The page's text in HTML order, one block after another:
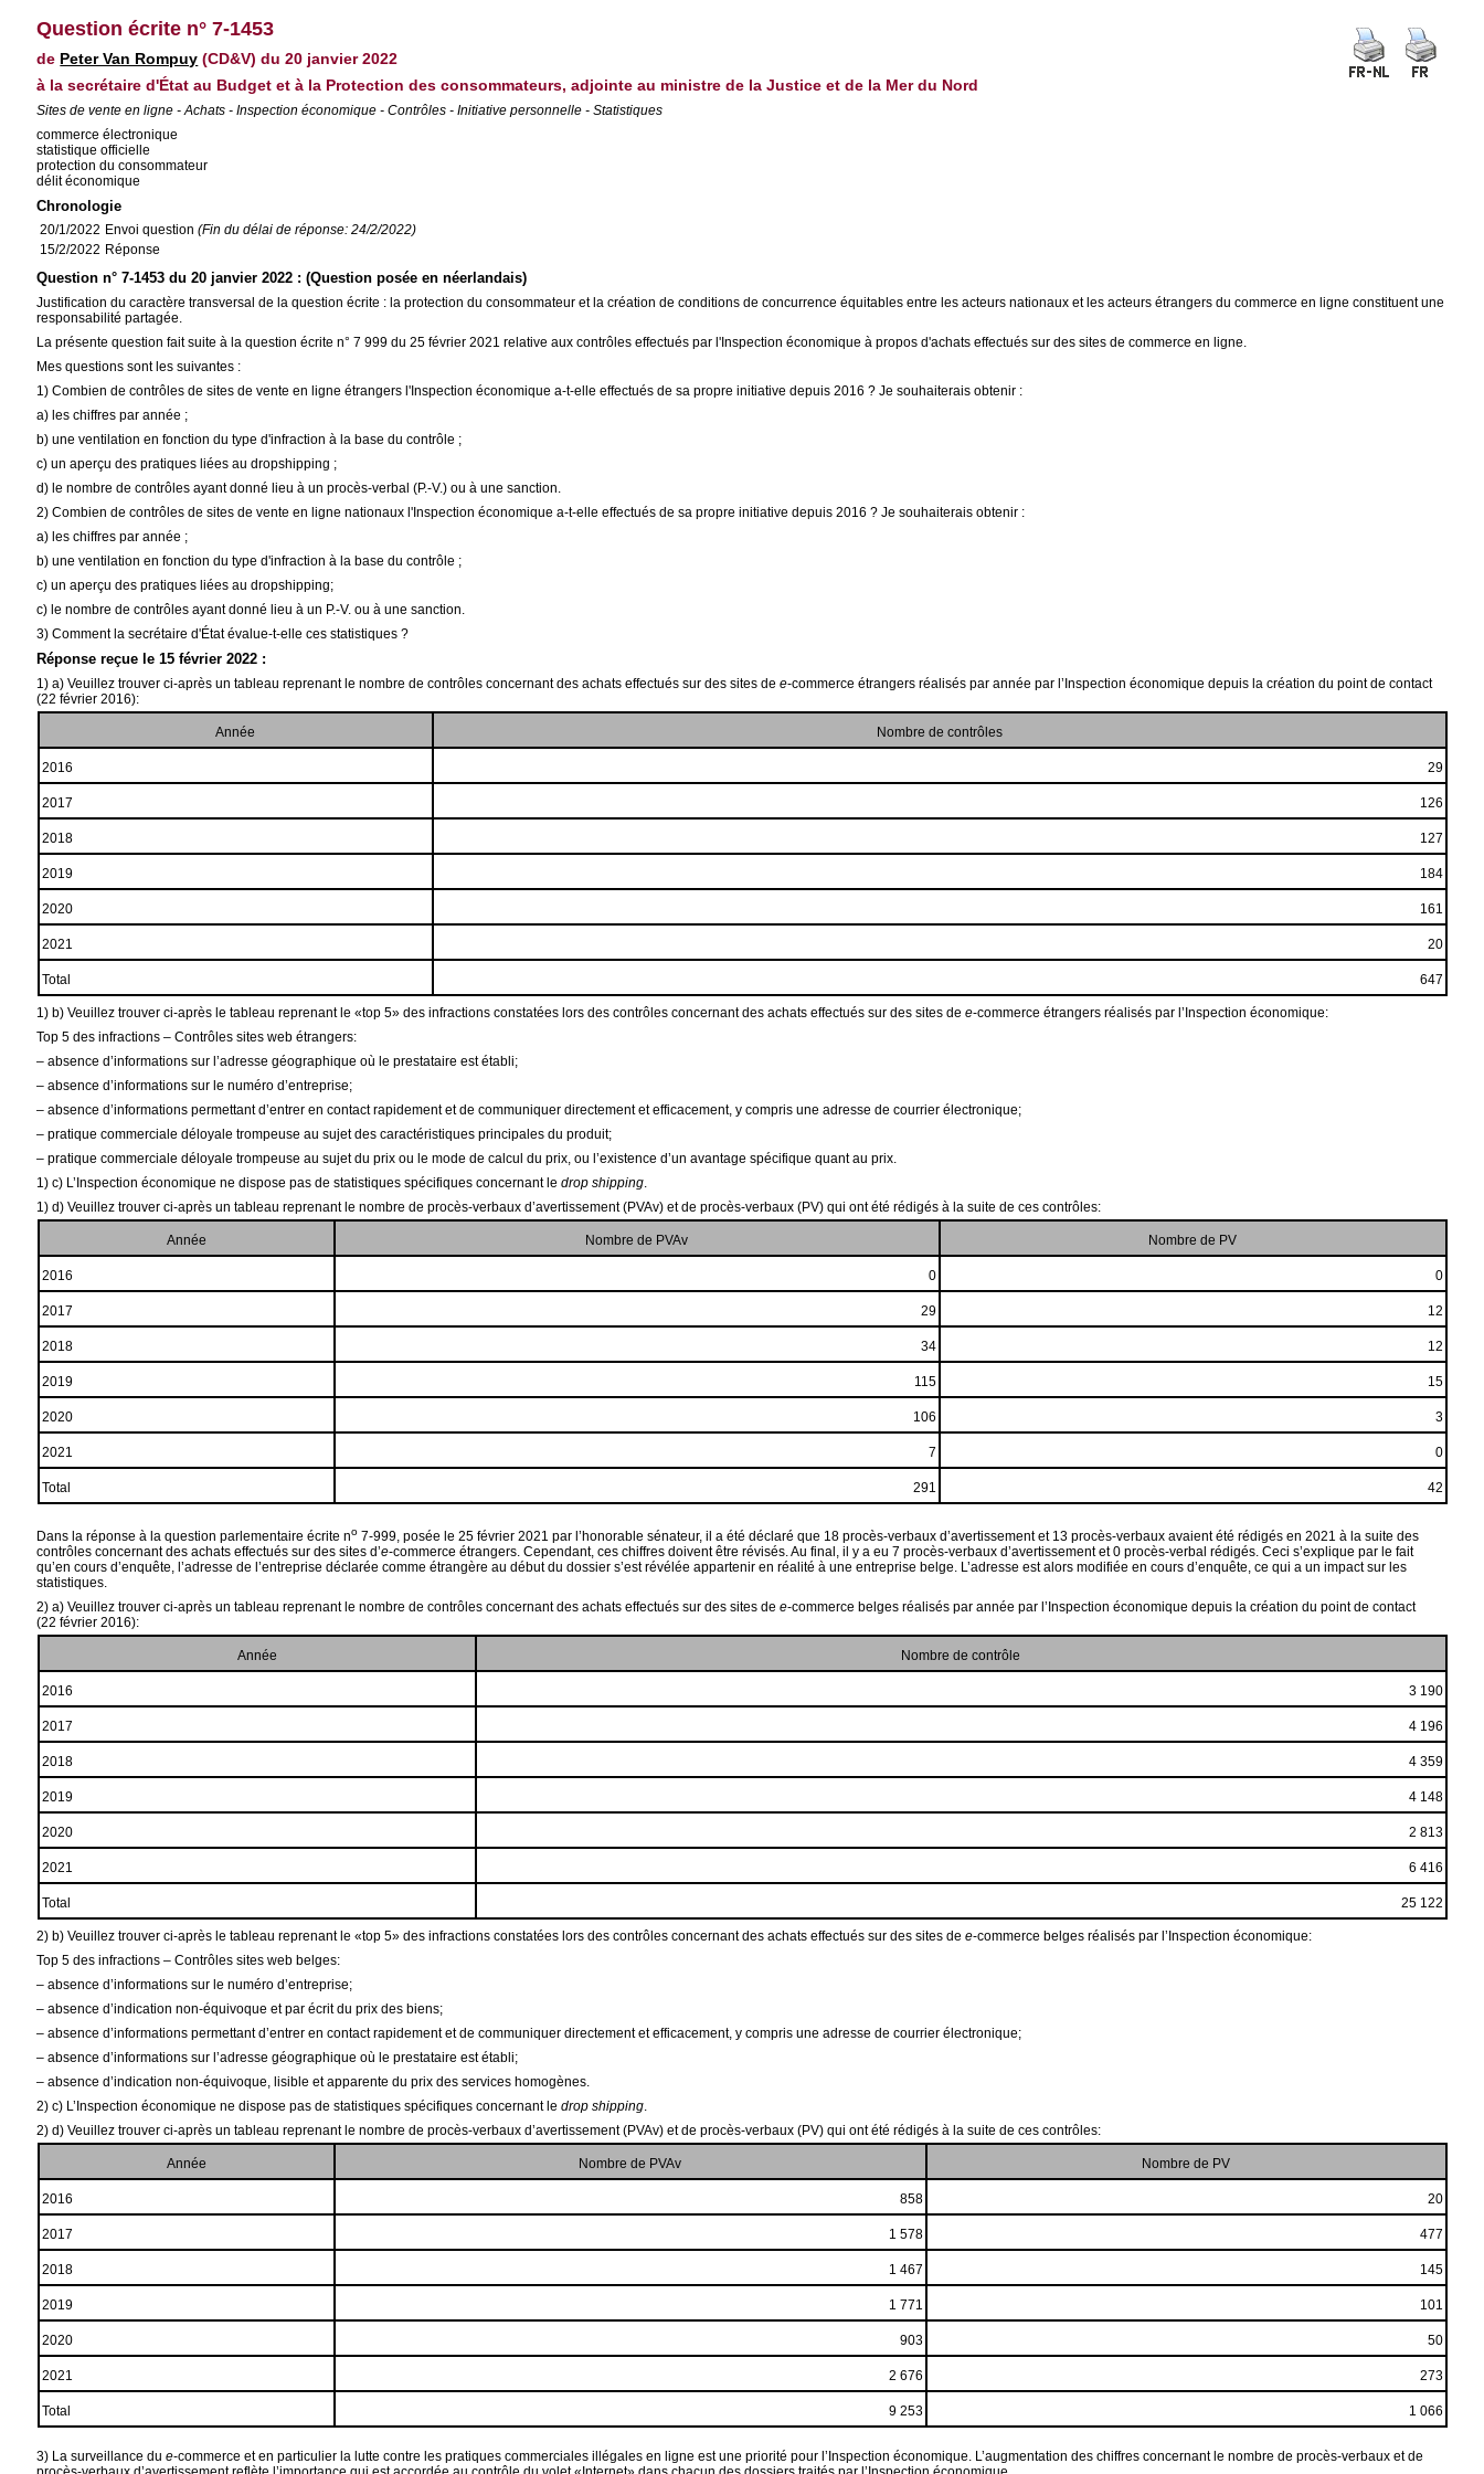
Question écrite n° 7-1453
de Peter Van Rompuy (CD&V) du 20 janvier 2022
à la secrétaire d'État au Budget et à la Protection des consommateurs, adjointe au ministre de la Justice et de la Mer du Nord
Sites de vente en ligne - Achats - Inspection économique - Contrôles - Initiative personnelle - Statistiques
commerce électronique
statistique officielle
protection du consommateur
délit économique
Chronologie
20/1/2022 Envoi question(Fin du délai de réponse: 24/2/2022)
15/2/2022 Réponse
Question n° 7-1453 du 20 janvier 2022 : (Question posée en néerlandais)
Justification du caractère transversal de la question écrite : la protection du consommateur et la création de conditions de concurrence équitables entre les acteurs nationaux et les acteurs étrangers du commerce en ligne constituent une
responsabilité partagée.
La présente question fait suite à la question écrite n° 7 999 du 25 février 2021 relative aux contrôles effectués par l'Inspection économique à propos d'achats effectués sur des sites de commerce en ligne.
Mes questions sont les suivantes :
1) Combien de contrôles de sites de vente en ligne étrangers l'Inspection économique a-t-elle effectués de sa propre initiative depuis 2016 ? Je souhaiterais obtenir :
a) les chiffres par année ;
b) une ventilation en fonction du type d'infraction à la base du contrôle ;
c) un aperçu des pratiques liées au dropshipping ;
d) le nombre de contrôles ayant donné lieu à un procès-verbal (P.-V.) ou à une sanction.
2) Combien de contrôles de sites de vente en ligne nationaux l'Inspection économique a-t-elle effectués de sa propre initiative depuis 2016 ? Je souhaiterais obtenir :
a) les chiffres par année ;
b) une ventilation en fonction du type d'infraction à la base du contrôle ;
c) un aperçu des pratiques liées au dropshipping;
c) le nombre de contrôles ayant donné lieu à un P.-V. ou à une sanction.
3) Comment la secrétaire d'État évalue-t-elle ces statistiques ?
Réponse reçue le 15 février 2022 :
1) a) Veuillez trouver ci-après un tableau reprenant le nombre de contrôles concernant des achats effectués sur des sites dee-commerce étrangers réalisés par année par l’Inspection économique depuis la création du point de contact
(22 février 2016):
Année Nombre de contrôles
2016 29
2017 126
2018 127
2019 184
2020 161
2021 20
Total 647
1) b) Veuillez trouver ci-après le tableau reprenant le «top 5» des infractions constatées lors des contrôles concernant des achats effectués sur des sites dee-commerce étrangers réalisés par l’Inspection économique:
Top 5 des infractions – Contrôles sites web étrangers:
–absence d’informations sur l’adresse géographique où le prestataire est établi;
–absence d’informations sur le numéro d’entreprise;
–absence d’informations permettant d’entrer en contact rapidement et de communiquer directement et efficacement, y compris une adresse de courrier électronique;
–pratique commerciale déloyale trompeuse au sujet des caractéristiques principales du produit;
–pratique commerciale déloyale trompeuse au sujet du prix ou le mode de calcul du prix, ou l’existence d’un avantage spécifique quant au prix.
1) c) L’Inspection économique ne dispose pas de statistiques spécifiques concernant ledrop shipping.
1) d) Veuillez trouver ci-après un tableau reprenant le nombre de procès-verbaux d’avertissement (PVAv) et de procès-verbaux (PV) qui ont été rédigés à la suite de ces contrôles:
Année Nombre de PVAv Nombre de PV
2016 0 0
2017 29 12
2018 34 12
2019 115 15
2020 106 3
2021 7 0
Total 291 42
Dans la réponse à la question parlementaire écrite no 7-999, posée le 25 février 2021 par l’honorable sénateur, il a été déclaré que 18 procès-verbaux d’avertissement et 13 procès-verbaux avaient été rédigés en 2021 à la suite des
contrôles concernant des achats effectués sur des sites d’e-commerce étrangers. Cependant, ces chiffres doivent être révisés. Au final, il y a eu 7 procès-verbaux d’avertissement et 0 procès-verbal rédigés. Ceci s’explique par le fait
qu’en cours d’enquête, l’adresse de l’entreprise déclarée comme étrangère au début du dossier s’est révélée appartenir en réalité à une entreprise belge. L’adresse est alors modifiée en cours d’enquête, ce qui a un impact sur les
statistiques.
2) a) Veuillez trouver ci-après un tableau reprenant le nombre de contrôles concernant des achats effectués sur des sites dee-commerce belges réalisés par année par l’Inspection économique depuis la création du point de contact
(22 février 2016):
Année Nombre de contrôle
2016 3 190
2017 4 196
2018 4 359
2019 4 148
2020 2 813
2021 6 416
Total 25 122
2) b) Veuillez trouver ci-après le tableau reprenant le «top 5» des infractions constatées lors des contrôles concernant des achats effectués sur des sites dee-commerce belges réalisés par l’Inspection économique:
Top 5 des infractions – Contrôles sites web belges:
–absence d’informations sur le numéro d’entreprise;
–absence d’indication non-équivoque et par écrit du prix des biens;
–absence d’informations permettant d’entrer en contact rapidement et de communiquer directement et efficacement, y compris une adresse de courrier électronique;
–absence d’informations sur l’adresse géographique où le prestataire est établi;
–absence d’indication non-équivoque, lisible et apparente du prix des services homogènes.
2) c) L’Inspection économique ne dispose pas de statistiques spécifiques concernant ledrop shipping.
2) d) Veuillez trouver ci-après un tableau reprenant le nombre de procès-verbaux d’avertissement (PVAv) et de procès-verbaux (PV) qui ont été rédigés à la suite de ces contrôles:
Année Nombre de PVAv Nombre de PV
2016 858 20
2017 1 578 477
2018 1 467 145
2019 1 771 101
2020 903 50
2021 2 676 273
Total 9 253 1 066
3) La surveillance due-commerce et en particulier la lutte contre les pratiques commerciales illégales en ligne est une priorité pour l’Inspection économique. L’augmentation des chiffres concernant le nombre de procès-verbaux et de